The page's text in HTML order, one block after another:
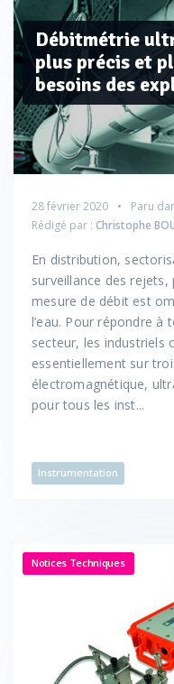
Débitmétrie
plus précis et
besoins des
28 février 2020 Paru
Rédigé par : Christophe
En distribution,
surveillance des
mesure de débit est
l’eau. Pour répondre à
secteur, les industriels
essentiellement sur
électromagnétique,
pour tous les inst...
Instrumentation
Notices Techniques